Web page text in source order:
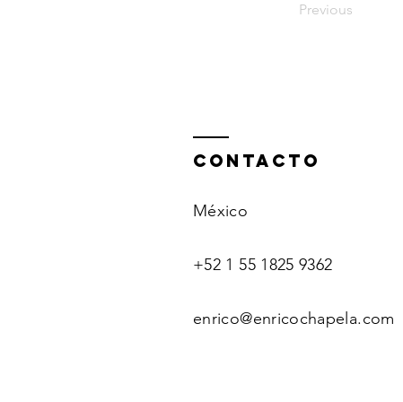
Previous
ContactO
México
+52 1 55 1825 9362
enrico@enricochapela.com